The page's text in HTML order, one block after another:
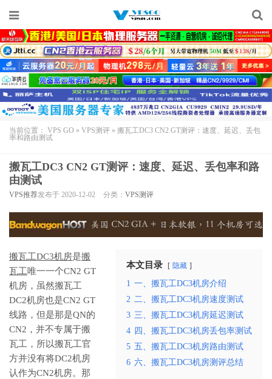
当前位置： VPS GO » VPS测评 » 搬瓦工DC3 CN2 GT测评：速度、延迟、丢包
率和路由测试
搬瓦工DC3 CN2 GT测评：速度、延迟、丢包率和路
由测试
VPS推荐发布于 2020-12-02 分类： VPS测评
本文目录 隐藏
1 一、搬瓦工DC3机房介绍
2 二、搬瓦工DC3机房速度测试
3 三、搬瓦工DC3机房延迟测试
4 四、搬瓦工DC3机房丢包率测试
5 五、搬瓦工DC3机房路由测试
6 六、搬瓦工DC3机房测评总结
搬瓦工DC3机房是搬
瓦工唯一一个CN2 GT
机房，虽然搬瓦工
DC2机房也是CN2 GT
线路，但是那是QN的
CN2，并不专属于搬
瓦工，所以搬瓦工官
方并没有将DC2机房
认作为CN2机房。那